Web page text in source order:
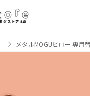
メタルMOGUピロー 専用